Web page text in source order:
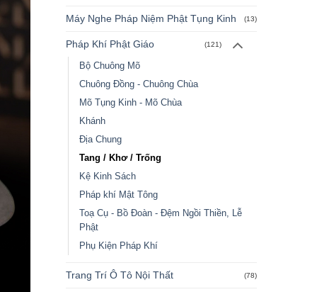
Máy Nghe Pháp Niệm Phật Tụng Kinh (13)
Pháp Khí Phật Giáo (121)
Bộ Chuông Mõ
Chuông Đồng - Chuông Chùa
Mõ Tụng Kinh - Mõ Chùa
Khánh
Địa Chung
Tang / Khơ / Trống
Kệ Kinh Sách
Pháp khí Mật Tông
Toạ Cụ - Bồ Đoàn - Đệm Ngồi Thiền, Lễ
Phật
Phụ Kiện Pháp Khí
Trang Trí Ô Tô Nội Thất (78)